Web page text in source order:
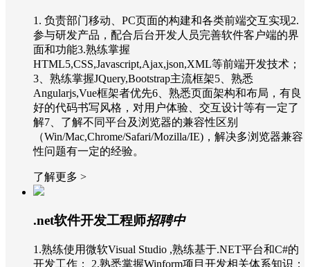
1. 负责部门移动、PC页面的构建和各类前端交互实现2.
参与研发产品，配合后台开发人员完善软件客户端的界
面和功能3.熟练掌握
HTML5,CSS,Javascript,Ajax,json,XML等前端开发技术；
3、熟练掌握JQuery,Bootstrap主流框架5、熟悉
Angularjs,Vue框架者优先6、熟悉页面架构和布局，有良
好的代码书写风格，对用户体验、交互设计等有一定了
解7、了解不同平台及浏览器的兼容性区别
（Win/Mac,Chrome/Safari/Mozilla/IE)，解决多浏览器兼容
性问题有一定的经验。
了解更多 >
.net软件开发工程师招聘中
1.熟练使用微软Visual Studio ,熟练基于.NET平台和C#的
开发工作； 2.熟悉掌握Winform项目开发相关体系知识；